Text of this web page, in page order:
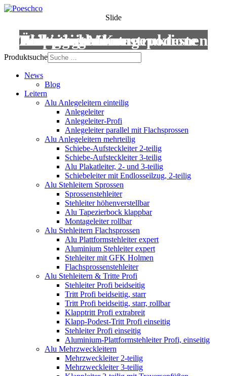
Slide
Leitern
Treppen
Anstiege
Podestleitern
Roll- und Montagepodeste
Wartungsbühnen
Übergänge
Aluminium-Konstruktionen
Produktsuche
News
Blog
Leitern
Alu Anlegeleitern einteilig
Anlegeleiter
Anlegeleiter-Profi
Anlegeleiter parallel mit Flachsprossen
Alu Anlegeleitern mehrteilig
Schiebe-Aufsteckleiter 2-teilig
Schiebe-Aufsteckleiter 3-teilig
Alu Plakatleiter, 2- und 3-teilig
Schiebeleiter mit Endlosseilzug, 2-teilig
Alu Stehleitern Sprossen
Sprossenstehleiter
Stehleiter höhenverstellbar
Alu Tapezierbock klappbar
Montageleiter rollbar
Alu Stehleitern Flachsprossen
Alu Plattformstehleiter expert
Aluminium Stehleiter expert
Stehleiter mit GFK Holmen
Flachsprossenstehleiter
Alu Stehleitern & Tritte Profi
Stehleiter Profi beidseitig
Tritt Profi beidseitig, starr
Tritt Profi beidseitig, starr, rollbar
Klapptritt Profi extrabreit
Klapp-Podest-Tritt Profi einseitig
Stehleiter Profi einseitig
Aluminium-Plattformstehleiter Profi, einseitig
Alu Mehrzweckleitern
Mehrzweckleiter 2-teilig
Mehrzweckleiter 3-teilig